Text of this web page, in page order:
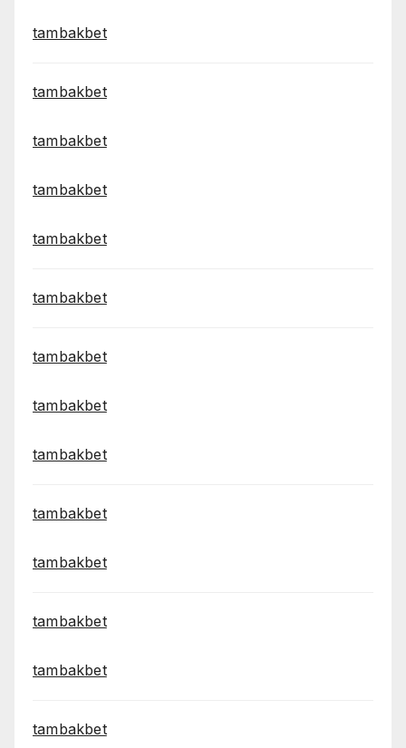
tambakbet
tambakbet
tambakbet
tambakbet
tambakbet
tambakbet
tambakbet
tambakbet
tambakbet
tambakbet
tambakbet
tambakbet
tambakbet
tambakbet